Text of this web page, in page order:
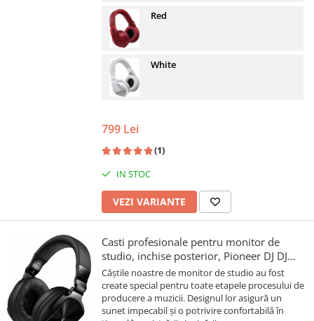
Red
White
799 Lei
(1)
IN STOC
VEZI VARIANTE
Casti profesionale pentru monitor de
studio, inchise posterior, Pioneer DJ DJ
HRM-6
Căștile noastre de monitor de studio au fost
create special pentru toate etapele procesului de
producere a muzicii. Designul lor asigură un
sunet impecabil și o potrivire confortabilă în